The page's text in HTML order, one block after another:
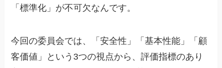
「標準化」が不可欠なんです。
今回の委員会では、「安全性」「基本性能」「顧
客価値」という3つの視点から、評価指標のあり